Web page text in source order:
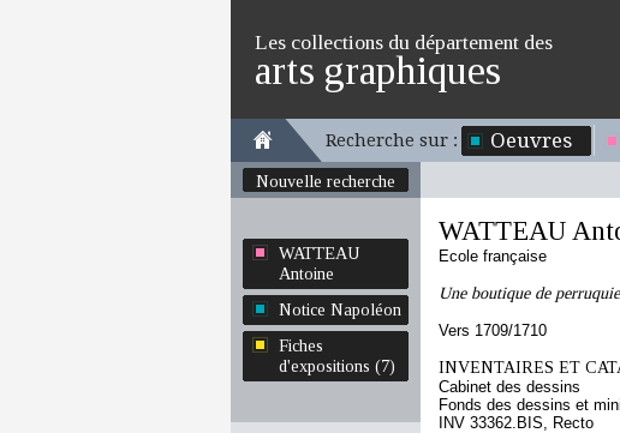
Les collections du département des
arts graphiques
Recherche sur : Oeuvres
Nouvelle recherche
WATTEAU
Antoine
Notice Napoléon
Fiches
d'expositions (7)
WATTEAU
Ecole française
Une boutique de
Vers 1709/1710
INVENTAIRES ET
Cabinet des dessins
Fonds des dessins et
INV 33362.BIS, Recto